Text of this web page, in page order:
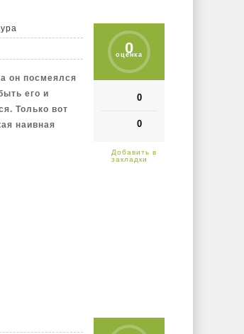
0
оценка
0
0
он посмеялся
его и
Только вот
наивная